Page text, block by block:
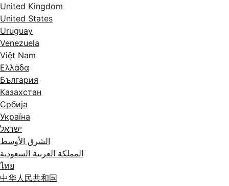
United Kingdom
United States
Uruguay
Venezuela
Việt Nam
Ελλάδα
България
Казахстан
Србија
Україна
ישראל
الشرق الأوسط
المملكة العربية السعودية
ไทย
中华人民共和国